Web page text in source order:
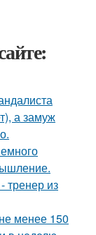
а замуж
тренер из
менее 150